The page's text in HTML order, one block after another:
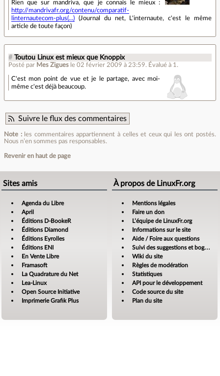
Rien que sur mandriva, que je connais le mieux :
http://mandrivafr.org/contenu/comparatif-
linternautecom-plus(...) (Journal du net, L'internaute, c'est le même
article de toute façon)
# Toutou Linux est mieux que Knoppix
Posté par Mes Zigues le 02 février 2009 à 23:59. Évalué à 1.
C'est mon point de vue et je le partage, avec moi-
même c'est déjà beaucoup.
Suivre le flux des commentaires
Note :les commentaires appartiennent à celles et ceux qui les ont postés.
Nous n’en sommes pas responsables.
Revenir en haut de page
Sites amis
Agenda du Libre
April
Éditions D-BookeR
Éditions Diamond
Éditions Eyrolles
Éditions ENI
En Vente Libre
Framasoft
La Quadrature du Net
Lea-Linux
Open Source Initiative
Imprimerie Grafik Plus
À propos de LinuxFr.org
Mentions légales
Faire un don
L’équipe de LinuxFr.org
Informations sur le site
Aide / Foire aux questions
Suivi des suggestions et bogues
Wiki du site
Règles de modération
Statistiques
API pour le développement
Code source du site
Plan du site